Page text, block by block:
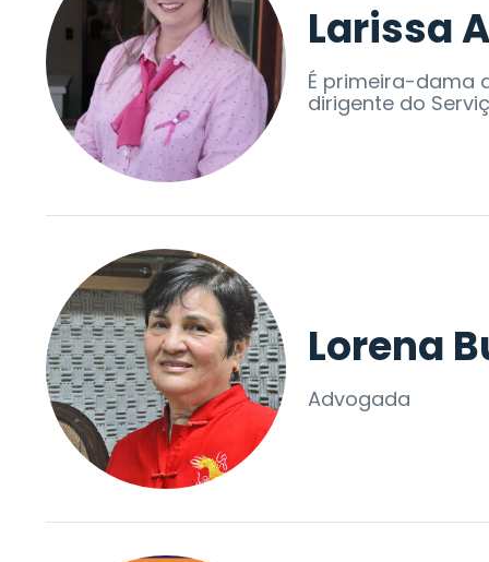
Larissa
É primeira-dama
dirigente do
Lorena
Advogada